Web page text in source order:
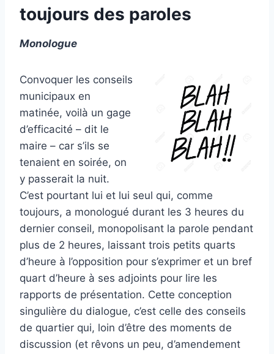
toujours des paroles
Monologue
Convoquer les conseils
municipaux en
matinée, voilà un gage
d’efficacité – dit le
maire – car s’ils se
tenaient en soirée, on
y passerait la nuit.
C’est pourtant lui et lui seul qui, comme
toujours, a monologué durant les 3 heures du
dernier conseil, monopolisant la parole pendant
plus de 2 heures, laissant trois petits quarts
d’heure à l’opposition pour s’exprimer et un bref
quart d’heure à ses adjoints pour lire les
rapports de présentation. Cette conception
singulière du dialogue, c’est celle des conseils
de quartier qui, loin d’être des moments de
discussion (et rêvons un peu, d’amendement